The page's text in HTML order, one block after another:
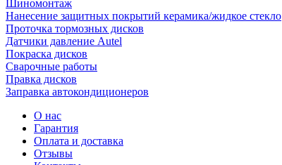
Шиномонтаж
Нанесение защитных покрытий керамика/жидкое стекло
Проточка тормозных дисков
Датчики давление Autel
Покраска дисков
Сварочные работы
Правка дисков
Заправка автокондиционеров
О нас
Гарантия
Оплата и доставка
Отзывы